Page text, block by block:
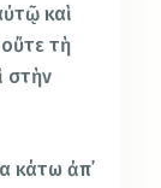
καὶ
τὴ
στὴν
κάτω ἀπ᾿